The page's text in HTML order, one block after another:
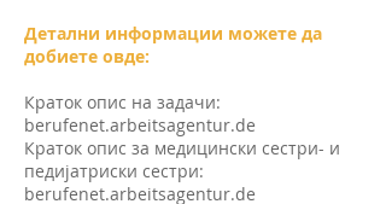
Детални информации можете да
добиете овде:
Краток опис на задачи:
berufenet.arbeitsagentur.de
Краток опис за медицински сестри- и
педијатриски сестри:
berufenet.arbeitsagentur.de